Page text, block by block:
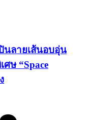
นลายเส้นอบอุ่น
ษ “Space